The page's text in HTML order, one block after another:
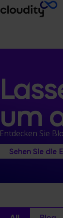
um
Entdecken Sie
Sehen Sie die